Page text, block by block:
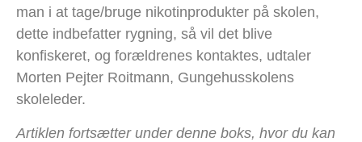
man i at tage/bruge nikotinprodukter på skolen,
dette indbefatter rygning, så vil det blive
konfiskeret, og forældrenes kontaktes, udtaler
Morten Pejter Roitmann, Gungehusskolens
skoleleder.
Artiklen fortsætter under denne boks, hvor du kan